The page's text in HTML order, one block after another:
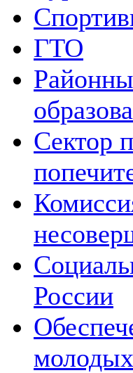
ГТО
Сектор
России